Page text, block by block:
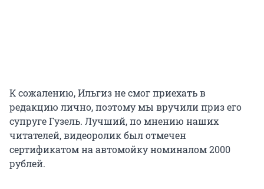
К сожалению, Ильгиз не смог приехать в
редакцию лично, поэтому мы вручили приз его
супруге Гузель. Лучший, по мнению наших
читателей, видеоролик был отмечен
сертификатом на автомойку номиналом 2000
рублей.